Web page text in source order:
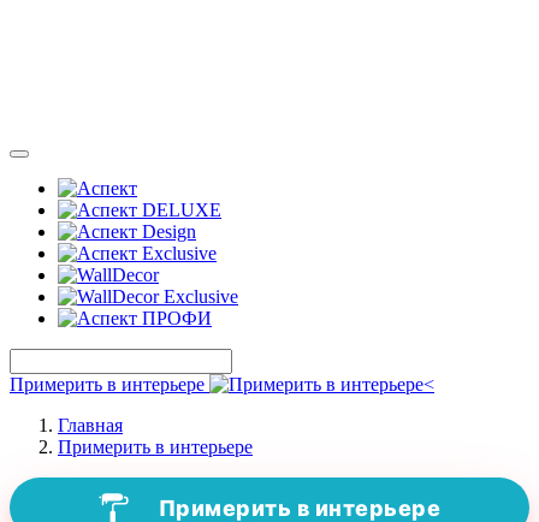
Примерить в интерьере
Главная
Примерить в интерьере
Примерить в интерьере